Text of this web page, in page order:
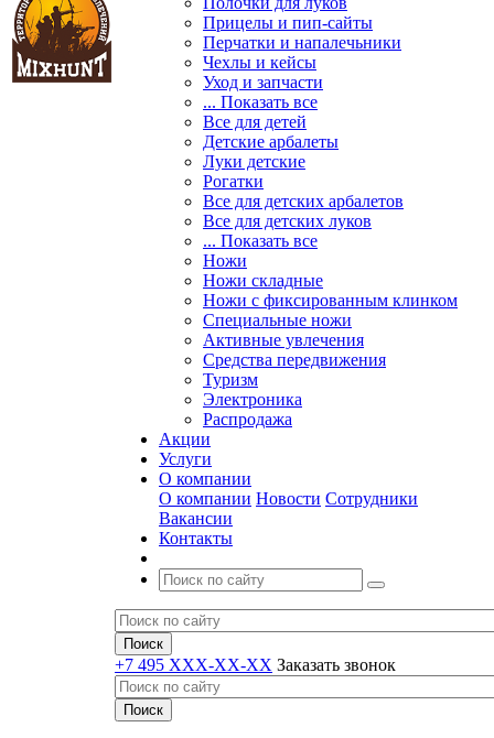
Прицелы и пип-сайты
Перчатки и напалечьники
Чехлы и кейсы
Уход и запчасти
... Показать все
Все для детей
Детские арбалеты
Луки детские
Рогатки
Все для детских арбалетов
Все для детских луков
... Показать все
Ножи
Ножи складные
Ножи с фиксированным клинком
Специальные ножи
Активные увлечения
Средства передвижения
Туризм
Электроника
Распродажа
Акции
Услуги
О компании
О компании Новости Сотрудники
Вакансии
Контакты
+7 495 XXX-XX-XX Заказать звонок